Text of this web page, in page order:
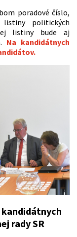
poradové číslo,
politických
listiny bude aj
Na kandidátnych
rady SR